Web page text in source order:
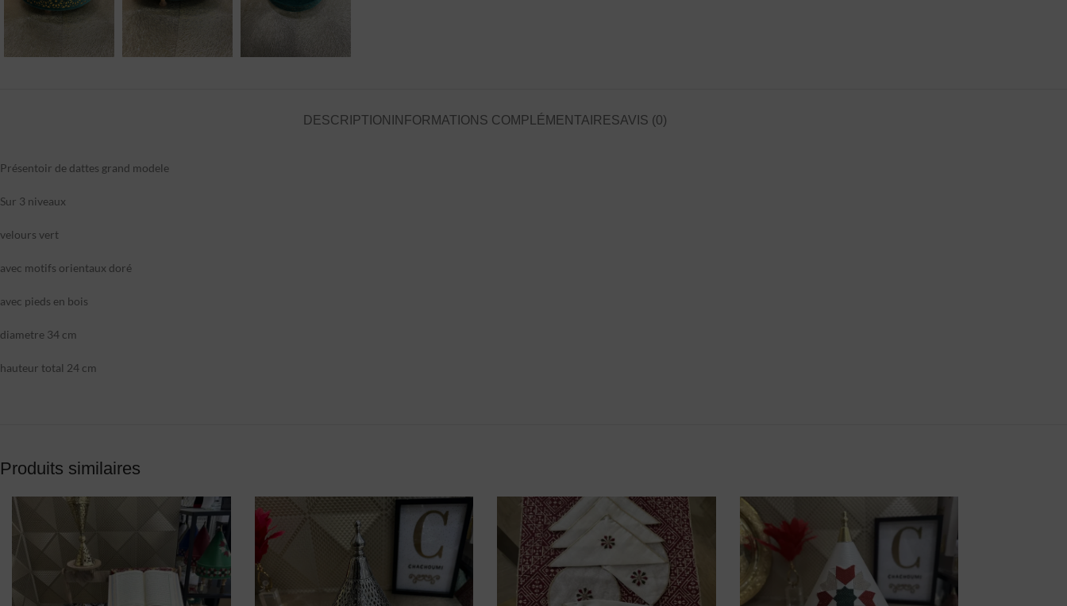
DESCRIPTION INFORMATIONS COMPLÉMENTAIRESAVIS (0)
Présentoir de dattes grand modele
Sur 3 niveaux
velours vert
avec motifs orientaux doré
avec pieds en bois
diametre 34 cm
hauteur total 24 cm
Produits similaires